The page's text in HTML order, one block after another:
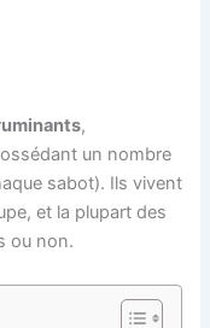
,
un nombre
sabot). Ils vivent
et la plupart des
ou non.